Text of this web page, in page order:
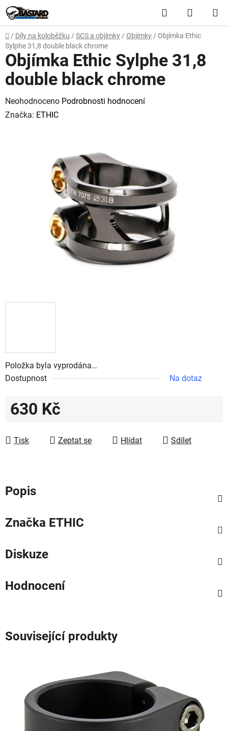
Přejít
na
obsah
Hledat
KOŠÍK
Domů
/ Díly na koloběžku / SCS a objímky / Objímky / Objímka Ethic
Sylphe 31,8 double black chrome
Položka byla vyprodána…
Dostupnost
Na dotaz
630 Kč
Tisk
Zeptat se Hlídat Sdílet
Objímka Ethic Sylphe 31,8
double black chrome
Průměrné
hodnocení
Neohodnoceno Podrobnosti hodnocení
Značka: ETHIC
Popis
Značka ETHIC
Diskuze
Hodnocení
Související produkty